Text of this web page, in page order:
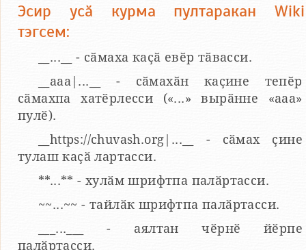
Эсир усӑ курма пултаракан Wiki
тэгсем:
__...__ - сӑмаха каҫӑ евӗр тӑвасси.
__aaa|...__ - сӑмахӑн каҫине тепӗр
сӑмахпа хатӗрлесси («...» вырӑнне «ааа»
пулӗ).
__https://chuvash.org|...__ - сӑмах ҫине
тулаш каҫӑ лартасси.
**...** - хулӑм шрифтпа палӑртасси.
~~...~~ - тайлӑк шрифтпа палӑртасси.
___...___ - аялтан чӗрнӗ йӗрпе
палӑртасси.